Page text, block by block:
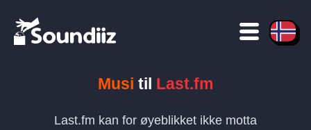
Musi til Last.fm
Last.fm kan for øyeblikket ikke motta